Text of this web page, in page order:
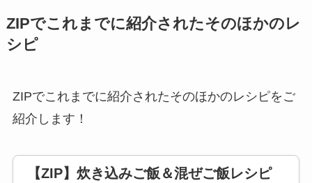
ZIPでこれまでに紹介されたそのほかのレ
シピ
ZIPでこれまでに紹介されたそのほかのレシピをご
紹介します！
【ZIP】炊き込みご飯＆混ぜご飯レシピ